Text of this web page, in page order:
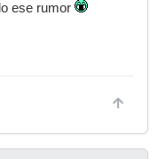
ese rumor